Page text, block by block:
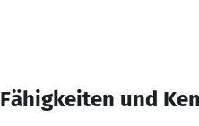
Fähigkeiten und